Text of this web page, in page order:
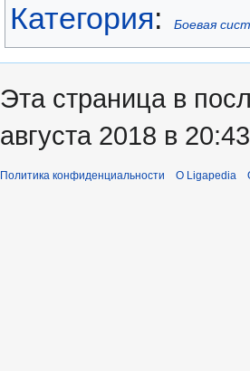
Категория: Боевая
Эта страница в
августа 2018 в
Политика конфиденциальности О Ligapedia